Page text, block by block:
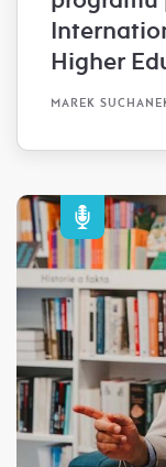
Higher
MAREK